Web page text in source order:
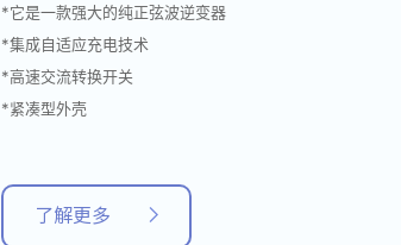
*它是一款强大的纯正弦波逆变器
*集成自适应充电技术
*高速交流转换开关
*紧凑型外壳
了解更多